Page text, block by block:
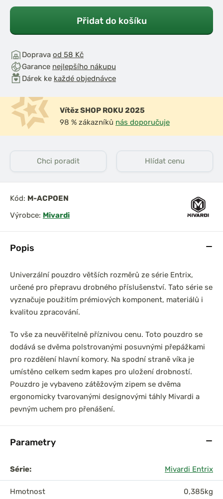
Popis
Univerzální pouzdro větších rozměrů ze série Entrix,
určené pro přepravu drobného příslušenství. Tato série se
vyznačuje použitím prémiových komponent, materiálů i
kvalitou zpracování.
To vše za neuvěřitelně příznivou cenu. Toto pouzdro se
dodává se dvěma polstrovanými posuvnými přepážkami
pro rozdělení hlavní komory. Na spodní straně víka je
umístěno celkem sedm kapes pro uložení drobností.
Pouzdro je vybaveno zátěžovým zipem se dvěma
ergonomicky tvarovanými designovými táhly Mivardi a
pevným uchem pro přenášení.
Parametry
Série: Mivardi Entrix
Hmotnost 0,385kg
Přidat do košíku
Doprava od 58 Kč
Garance nejlepšího nákupu
Dárek ke každé objednávce
Vítěz SHOP ROKU 2025
98 % zákazníků nás doporučuje
Chci poradit Hlídat cenu
Kód: M-ACPOEN
Výrobce: Mivardi